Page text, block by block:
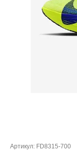
Артикул: FD8315-700